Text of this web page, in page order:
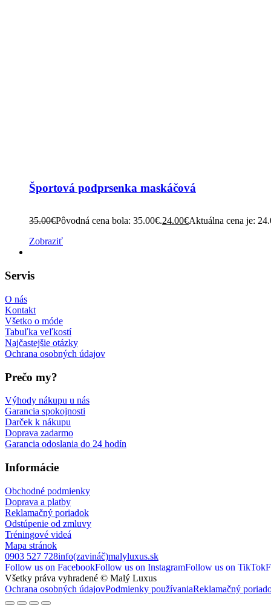
Športová podprsenka maskáčová
35.00€Pôvodná cena bola: 35.00€.24.00€Aktuálna cena je:
Zobraziť
Servis
O nás
Kontakt
Všetko o móde
Tabuľka veľkostí
Najčastejšie otázky
Ochrana osobných údajov
Prečo my?
Výhody nákupu u nás
Garancia spokojnosti
Darček k nákupu
Doprava zadarmo
Garancia odoslania do 24 hodín
Informácie
Obchodné podmienky
Doprava a platby
Reklamačný poriadok
Odstúpenie od zmluvy
Tréningové videá
Mapa stránok
0903 527 728info(zavináč)malyluxus.sk
Follow us on FacebookFollow us on InstagramFollow us on TikTok
Všetky práva vyhradené © Malý Luxus
Ochrana osobných údajovPodmienky používaniaReklamačný